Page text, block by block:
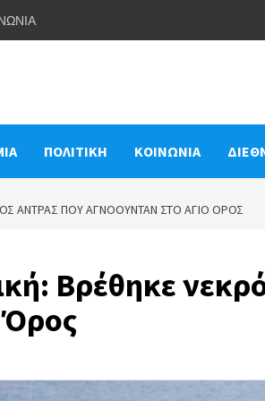
ΠΟΛΙΤΙΚΗ ΚΟΙΝΩΝΙΑ
ΆΝΤΡΑΣ ΠΟΥ ΑΓΝΟΟΎΝΤΑΝ ΣΤΟ ΆΓΙΟ ΌΡΟΣ
Βρέθηκε